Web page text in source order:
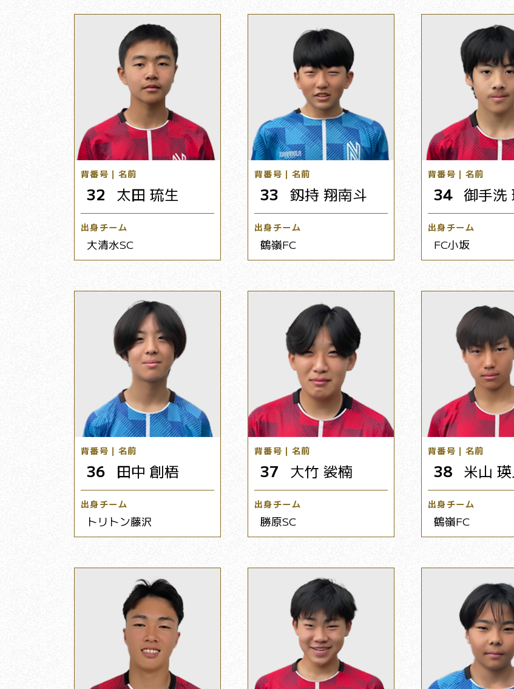
背番号｜名前
32 太田 琉生
出身チーム
大清水SC
背番号｜名前
33 釼持 翔南斗
出身チーム
鶴嶺FC
背番号｜名前
34 御手洗
出身チーム
FC小坂
背番号｜名前
36 田中 創梧
出身チーム
トリトン藤沢
背番号｜名前
37 大竹 裟楠
出身チーム
勝原SC
背番号｜名前
38 米山
出身チーム
鶴嶺FC